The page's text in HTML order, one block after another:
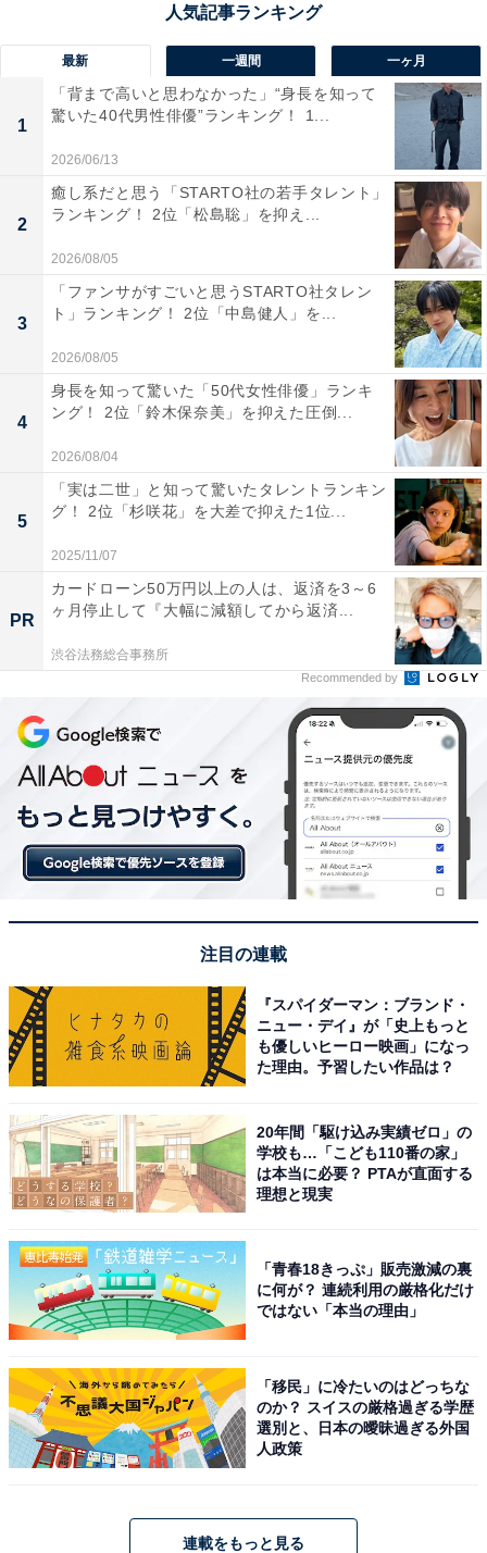
第1位：『ONE DAY〜聖夜のから騒ぎ〜』
A post shared by 『ONE DAY〜聖夜のから騒ぎ〜』10月期フジ
1位に輝いたのは、月9枠で放送中の『ONE DAY〜聖夜
のから騒ぎ〜』でした！
クリスマスイブの1日を1クールかけて描くという斬新な
試みと、二宮和也さん、中谷美紀さん、大沢たかおさん
の“トリプル主演”で注目を集めた同作。
スター・シェフと、それぞれ異なる立場にいる3人の人
生が次第に交錯していくストーリーとなっています。
洋介さんといったベテラン俳優から、中川大志さんや福
本莉子さんといった若手実力派俳優まで豪華揃い。
華。佐藤浩市が脇役というのがすごい」（宮城県・50代
最新 一週間 一ヶ月
1
「背まで高いと思わなかった」“身長を知って
驚いた40代男性俳優”ランキング！ 1...
2026/06/13
2
癒し系だと思う「STARTO社の若手タレント」
ランキング！ 2位「松島聡」を抑え...
2026/08/05
3
「ファンサがすごいと思うSTARTO社タレン
ト」ランキング！ 2位「中島健人」を...
2026/08/05
4
身長を知って驚いた「50代女性俳優」ランキ
ング！ 2位「鈴木保奈美」を抑えた圧倒...
2026/08/04
5
「実は二世」と知って驚いたタレントランキン
グ！ 2位「杉咲花」を大差で抑えた1位...
2025/11/07
PR
カードローン50万円以上の人は、返済を3～6
ヶ月停止して『大幅に減額してから返済...
渋谷法務総合事務所
Recommended by
注目の連載
『スパイダーマン：ブランド・
ニュー・デイ』が「史上もっと
も優しいヒーロー映画」になっ
た理由。予習したい作品は？
20年間「駆け込み実績ゼロ」の
学校も…「こども110番の家」
は本当に必要？ PTAが直面する
理想と現実
「青春18きっぷ」販売激減の裏
に何が？ 連続利用の厳格化だけ
ではない「本当の理由」
「移民」に冷たいのはどっちな
のか？ スイスの厳格過ぎる学歴
選別と、日本の曖昧過ぎる外国
人政策
連載をもっと見る